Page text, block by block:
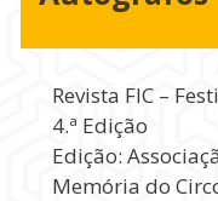
Revista FIC –
4.ª Edição
Edição:
Memória do